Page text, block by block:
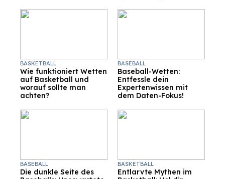
Wie funktioniert Wetten
auf Basketball und
worauf sollte man
achten?
BASKETBALL
Baseball-Wetten:
Entfessle dein
Expertenwissen mit
dem Daten-Fokus!
BASEBALL
Die dunkle Seite des
BASEBALL
Entlarvte Mythen im
BASKETBALL